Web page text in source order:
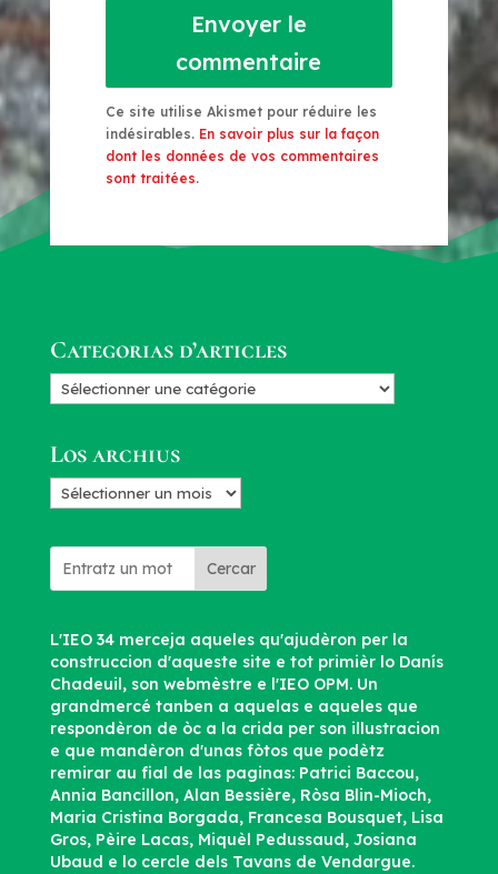
Envoyer le
commentaire
Ce site utilise Akismet pour réduire les
indésirables. En savoir plus sur la façon
dont les données de vos commentaires
sont traitées.
Categorias d’articles
Categorias
Los archius
Los
Cercar
L'IEO 34 merceja aqueles qu'ajudèron per la
construccion d'aqueste site e tot primièr lo Danís
Chadeuil, son webmèstre e l'IEO OPM. Un
grandmercé tanben a aquelas e aqueles que
respondèron de òc a la crida per son illustracion
e que mandèron d'unas fòtos que podètz
remirar au fial de las paginas: Patrici Baccou,
Annia Bancillon, Alan Bessière, Ròsa Blin-Mioch,
Maria Cristina Borgada, Francesa Bousquet, Lisa
Gros, Pèire Lacas, Miquèl Pedussaud, Josiana
Ubaud e lo cercle dels Tavans de Vendargue.